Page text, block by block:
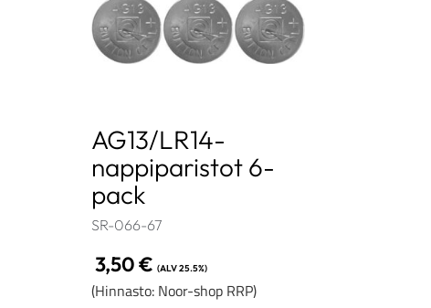
AG13/LR14-
nappiparistot 6-
pack
SR-066-67
3,50€ (ALV 25.5%)
(Hinnasto: Noor-shop RRP)